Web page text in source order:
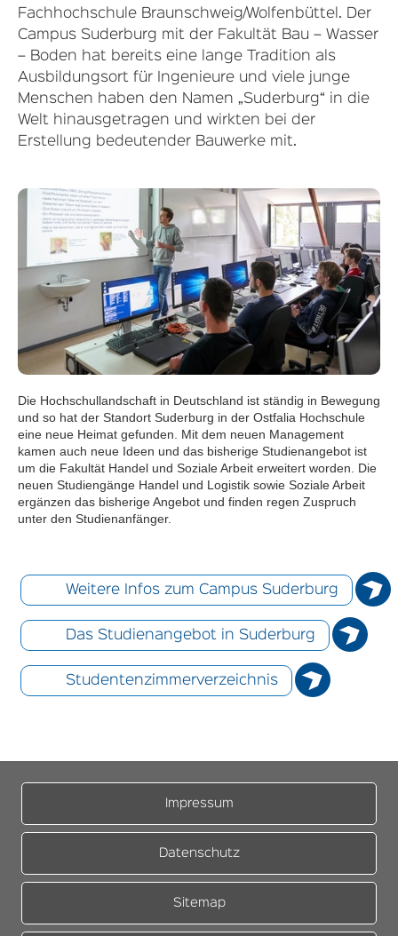
Fachhochschule Braunschweig/Wolfenbüttel. Der
Campus Suderburg mit der Fakultät Bau – Wasser
– Boden hat bereits eine lange Tradition als
Ausbildungsort für Ingenieure und viele junge
Menschen haben den Namen „Suderburg“ in die
Welt hinausgetragen und wirkten bei der
Erstellung bedeutender Bauwerke mit.
Leben und Studieren in Suderburg - Mittendrin
statt nur dabei
Die Hochschullandschaft in Deutschland ist ständig in Bewegung
und so hat der Standort Suderburg in der Ostfalia Hochschule
eine neue Heimat gefunden. Mit dem neuen Management
kamen auch neue Ideen und das bisherige Studienangebot ist
um die Fakultät Handel und Soziale Arbeit erweitert worden. Die
neuen Studiengänge Handel und Logistik sowie Soziale Arbeit
ergänzen das bisherige Angebot und finden regen Zuspruch
unter den Studienanfänger.
Weitere Infos zum Campus Suderburg
Das Studienangebot in Suderburg
Studentenzimmerverzeichnis
Impressum
Datenschutz
Sitemap